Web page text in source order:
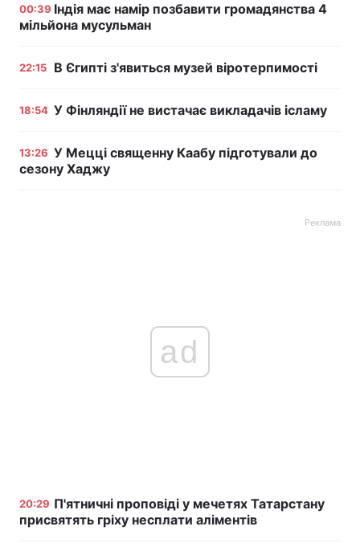
00:39 Індія має намір позбавити громадянства 4
мільйона мусульман
22:15 В Єгипті з'явиться музей віротерпимості
18:54 У Фінляндії не вистачає викладачів ісламу
13:26 У Мецці священну Каабу підготували до
сезону Хаджу
Реклама
ad
20:29 П'ятничні проповіді у мечетях Татарстану
присвятять гріху несплати аліментів